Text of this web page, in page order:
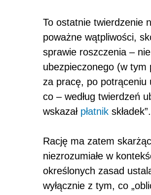
To ostatnie twierdzenie
poważne wątpliwości,
sprawie roszczenia –
ubezpieczonego (w
za pracę, po potrąceniu
co – według twierdzeń
wskazał płatnik składek”.
Rację ma zatem
niezrozumiałe w
określonych zasad
wyłącznie z tym, co